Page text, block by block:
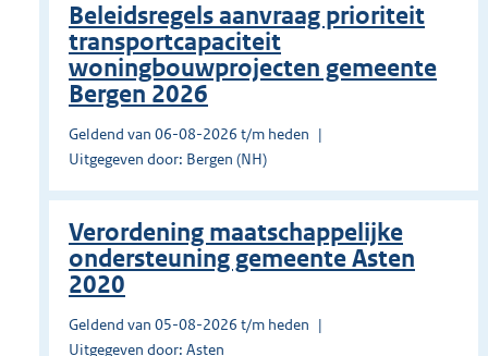
Beleidsregels aanvraag prioriteit
transportcapaciteit
woningbouwprojecten gemeente
Bergen 2026
Geldend van 06-08-2026 t/m heden
Uitgegeven door: Bergen (NH)
Verordening maatschappelijke
ondersteuning gemeente Asten
2020
Geldend van 05-08-2026 t/m heden
Uitgegeven door: Asten